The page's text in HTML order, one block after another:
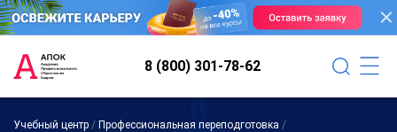
8 (800) 301-78-62
Учебный центр / Профессиональная переподготовка /